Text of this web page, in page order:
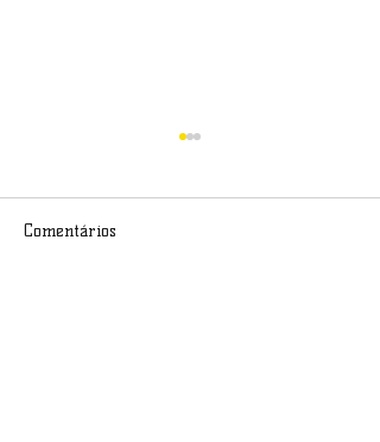
Comentários